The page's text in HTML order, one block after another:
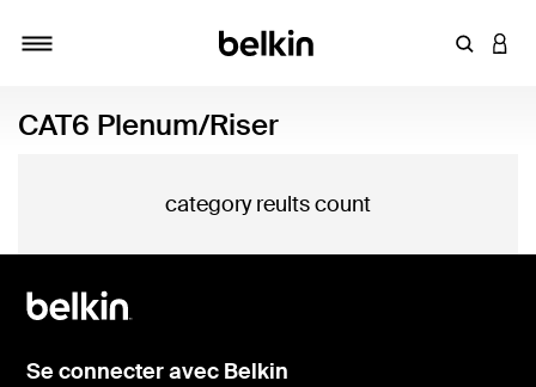
Saisir
CAT6 Plenum/Riser
category reults count
Se connecter avec Belkin